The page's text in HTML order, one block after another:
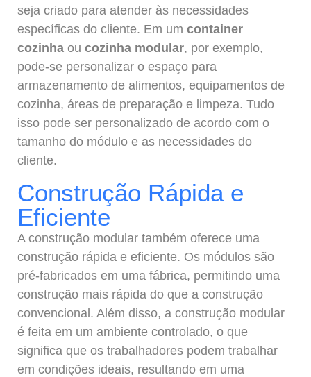
seja criado para atender às necessidades
específicas do cliente. Em um container
cozinha ou cozinha modular, por exemplo,
pode-se personalizar o espaço para
armazenamento de alimentos, equipamentos de
cozinha, áreas de preparação e limpeza. Tudo
isso pode ser personalizado de acordo com o
tamanho do módulo e as necessidades do
cliente.
Construção Rápida e
Eficiente
A construção modular também oferece uma
construção rápida e eficiente. Os módulos são
pré-fabricados em uma fábrica, permitindo uma
construção mais rápida do que a construção
convencional. Além disso, a construção modular
é feita em um ambiente controlado, o que
significa que os trabalhadores podem trabalhar
em condições ideais, resultando em uma